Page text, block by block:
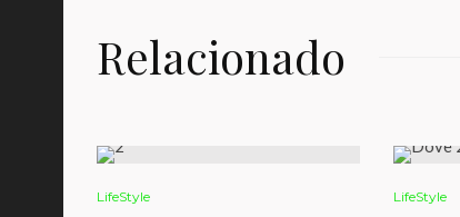
Relacionado
LifeStyle LifeStyle